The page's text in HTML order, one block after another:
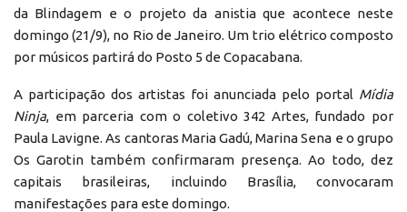
da Blindagem e o projeto da anistia que acontece neste
domingo (21/9), no Rio de Janeiro. Um trio elétrico composto
por músicos partirá do Posto 5 de Copacabana.
A participação dos artistas foi anunciada pelo portal Mídia
Ninja, em parceria com o coletivo 342 Artes, fundado por
Paula Lavigne. As cantoras Maria Gadú, Marina Sena e o grupo
Os Garotin também confirmaram presença. Ao todo, dez
capitais brasileiras, incluindo Brasília, convocaram
manifestações para este domingo.